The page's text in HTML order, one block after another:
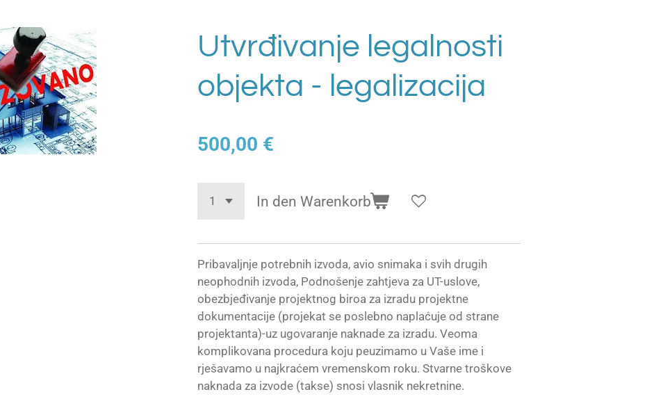
Utvrđivanje legalnosti
objekta - legalizacija
500,00 €
In den Warenkorb
Pribavaljnje potrebnih izvoda, avio snimaka i svih drugih
neophodnih izvoda, Podnošenje zahtjeva za UT-uslove,
obezbjeđivanje projektnog biroa za izradu projektne
dokumentacije (projekat se poslebno naplaćuje od strane
projektanta)-uz ugovaranje naknade za izradu. Veoma
komplikovana procedura koju peuzimamo u Vaše ime i
rješavamo u najkraćem vremenskom roku. Stvarne troškove
naknada za izvode (takse) snosi vlasnik nekretnine.